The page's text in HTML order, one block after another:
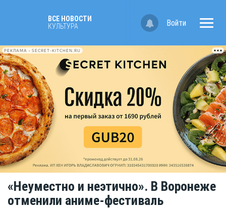
ВСЕ НОВОСТИ
КУЛЬТУРА
Войти
РЕКЛАМА • SECRET-KITCHEN.RU
«Неуместно и неэтично». В Воронеже
отменили аниме-фестиваль